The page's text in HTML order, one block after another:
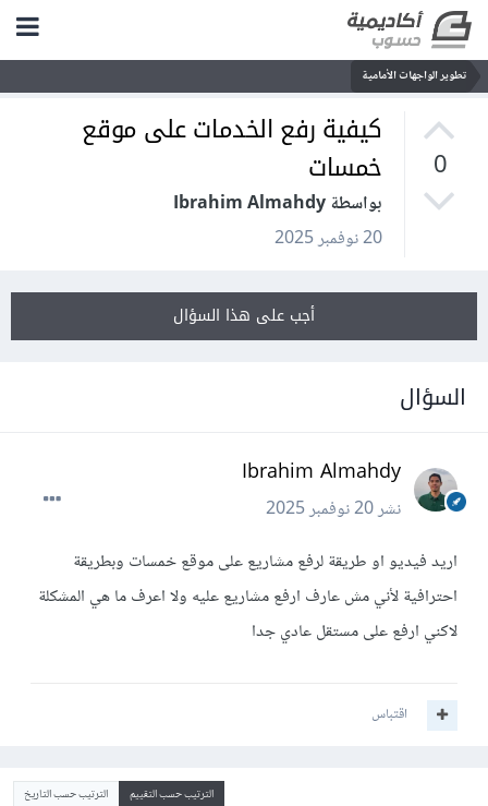
تطوير الواجهات الأمامية
0
كيفية رفع الخدمات على موقع
خمسات
بواسطة Ibrahim Almahdy
20 نوفمبر 2025
أجب على هذا السؤال
السؤال
Ibrahim Almahdy
نشر20 نوفمبر 2025
اريد فيديو او طريقة لرفع مشاريع على موقع خمسات وبطريقة
احترافية لأني مش عارف ارفع مشاريع عليه ولا اعرف ما هي المشكلة
لاكني ارفع على مستقل عادي جدا
اقتباس
الترتيب حسب التقييم الترتيب حسب التاريخ